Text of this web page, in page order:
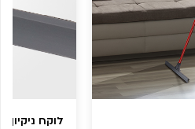
לוקח